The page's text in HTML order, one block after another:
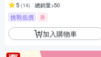
5 (14) 總銷量>50
挑戰低價 券
加入購物車